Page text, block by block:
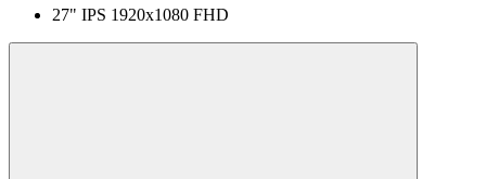
27" IPS 1920x1080 FHD